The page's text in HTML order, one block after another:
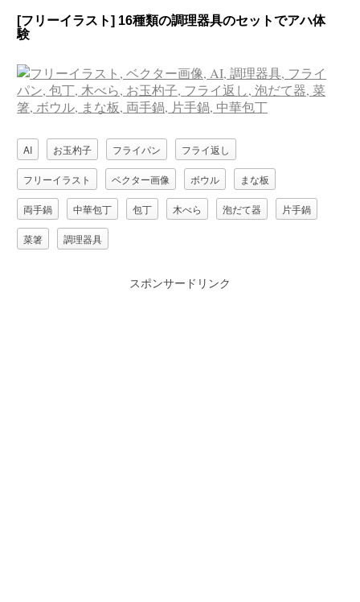
[フリーイラスト] 16種類の調理器具のセットでアハ体
験
AI お玉杓子 フライパン フライ返し
フリーイラスト ベクター画像 ボウル まな板
両手鍋 中華包丁 包丁 木べら 泡だて器 片手鍋
菜箸 調理器具
スポンサードリンク